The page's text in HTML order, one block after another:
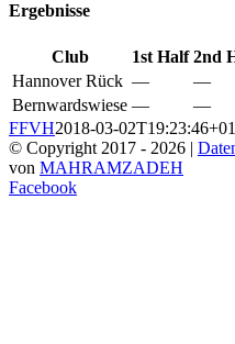
Ergebnisse
Club 1st Half 2nd
Hannover Rück — —
Bernwardswiese — —
FFVH2018-03-
© Copyright 2017 - 2026 |
von MAHRAMZADEH
Facebook